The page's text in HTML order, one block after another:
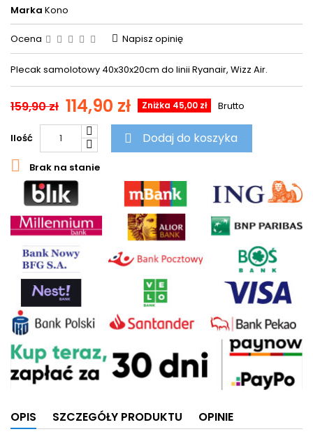
Marka Kono
Ocena Napisz opinię
Plecak samolotowy 40x30x20cm do linii Ryanair, Wizz Air.
159,90 zł 114,90 zł Zniżka 45,00 zł Brutto
Ilość  Dodaj do koszyka
 Brak na stanie
OPIS SZCZEGÓŁY PRODUKTU OPINIE